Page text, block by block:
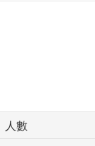
人數